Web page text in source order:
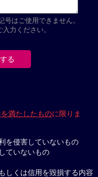
はご使用できません。
力ください。
満たしたものに限りま
を侵害していないもの
ていないもの
しくは信用を毀損する内容